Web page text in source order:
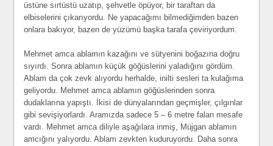
üstüne sırtüstü uzatıp, şehvetle öpüyor, bir taraftan da
elbiselerini çıkarıyordu. Ne yapacağımı bilmediğimden bazen
onlara bakıyor, bazen de yüzümü başka tarafa çeviriyordum.
Mehmet amca ablamın kazağını ve sütyenini boğazına doğru
sıyırdı. Sonra ablamın küçük göğüslerini yaladığını gördüm.
Ablam da çok zevk alıyordu herhalde, inilti sesleri ta kulağıma
geliyordu. Mehmet amca ablamın göğüslerinden sonra
dudaklarına yapıştı. İkisi de dünyalarından geçmişler, çılgınlar
gibi sevişiyorlardı. Aramızda sadece 5 – 6 metre falan mesafe
vardı. Mehmet amca diliyle aşağılara inmiş, Müjgan ablamın
amcığını yalıyordu. Ablam zevkten kuduruyordu. Daha sonra